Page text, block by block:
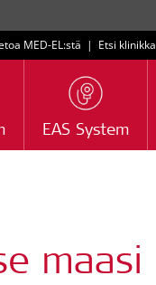
MED-EL:stä | Etsi klinikka
EAS System
maasi